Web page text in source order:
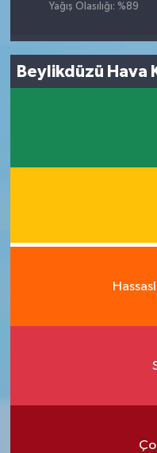
Yağış Olasılığı: %89
Beylikdüzü Hava